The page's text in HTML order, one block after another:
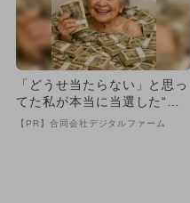
「どうせ当たらない」と思っ
てた私が本当に当選した“買
い方”がこれ
【PR】合同会社デジタルファーム